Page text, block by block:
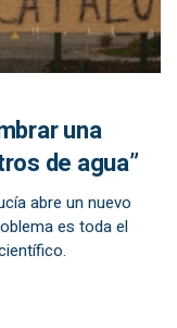
una
de agua”
abre un nuevo
es toda el